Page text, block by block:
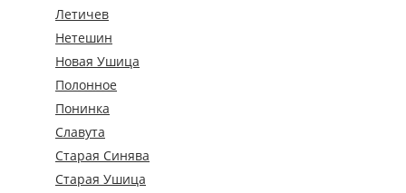
Летичев
Нетешин
Новая Ушица
Полонное
Понинка
Славута
Старая Синява
Старая Ушица